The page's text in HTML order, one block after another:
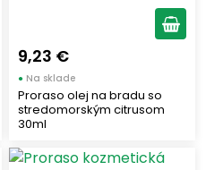
9,23 €
● Na sklade
Proraso olej na bradu so
stredomorským citrusom
30ml